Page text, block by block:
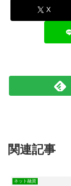
X
関連記事
ネット融資